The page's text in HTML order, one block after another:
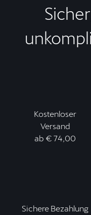
Kostenloser
Versand
ab € 74,00
Sichere Bezahlung